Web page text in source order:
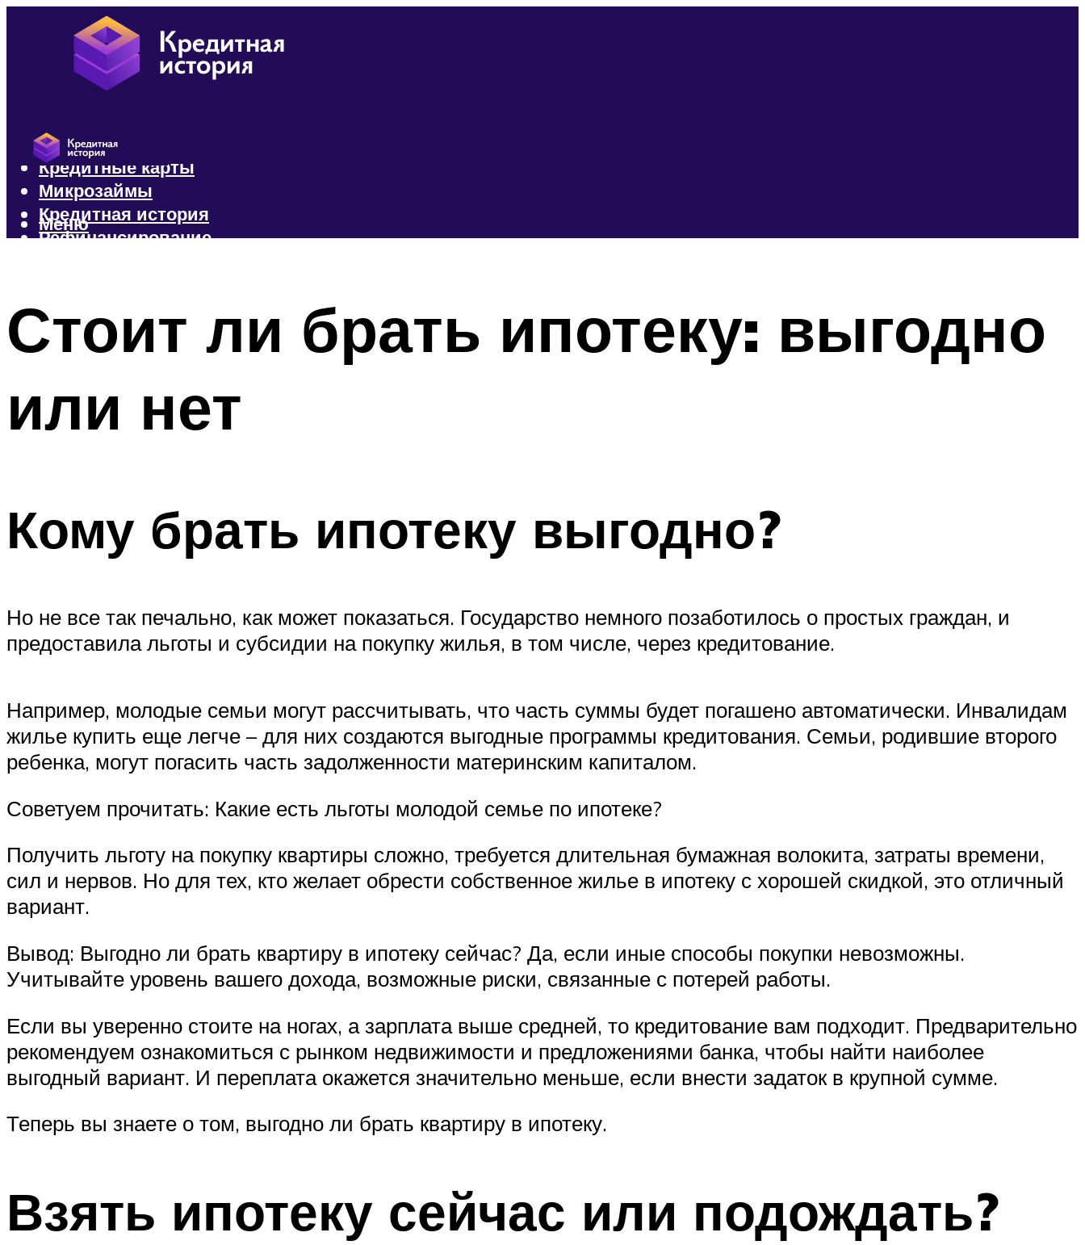
Кредиты
Кредитные карты
Микрозаймы
Кредитная история
Рефинансирование
Меню
Стоит ли брать ипотеку: выгодно
или нет
Кому брать ипотеку выгодно?
Но не все так печально, как может показаться. Государство немного позаботилось о простых граждан, и
предоставила льготы и субсидии на покупку жилья, в том числе, через кредитование.
Например, молодые семьи могут рассчитывать, что часть суммы будет погашено автоматически. Инвалидам
жилье купить еще легче – для них создаются выгодные программы кредитования. Семьи, родившие второго
ребенка, могут погасить часть задолженности материнским капиталом.
Советуем прочитать: Какие есть льготы молодой семье по ипотеке?
Получить льготу на покупку квартиры сложно, требуется длительная бумажная волокита, затраты времени,
сил и нервов. Но для тех, кто желает обрести собственное жилье в ипотеку с хорошей скидкой, это отличный
вариант.
Вывод: Выгодно ли брать квартиру в ипотеку сейчас? Да, если иные способы покупки невозможны.
Учитывайте уровень вашего дохода, возможные риски, связанные с потерей работы.
Если вы уверенно стоите на ногах, а зарплата выше средней, то кредитование вам подходит. Предварительно
рекомендуем ознакомиться с рынком недвижимости и предложениями банка, чтобы найти наиболее
выгодный вариант. И переплата окажется значительно меньше, если внести задаток в крупной сумме.
Теперь вы знаете о том, выгодно ли брать квартиру в ипотеку.
Взять ипотеку сейчас или подождать?